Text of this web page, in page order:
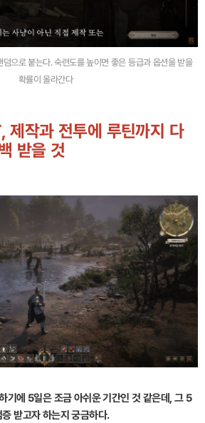
으로 붙는다. 숙련도를 높이면 좋은 등급과 옵션을 받을
확률이 올라간다
제작과 전투에 루틴까지 다
받을 것
기에 5일은 조금 아쉬운 기간인 것 같은데, 그 5
받고자 하는지 궁금하다.